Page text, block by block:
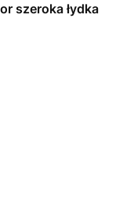
szeroka łydka